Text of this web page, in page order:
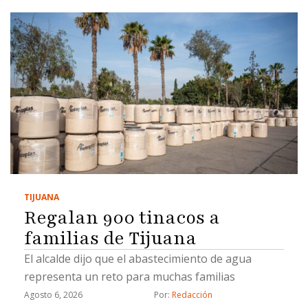
TIJUANA
Regalan 900 tinacos a
familias de Tijuana
El alcalde dijo que el abastecimiento de agua
representa un reto para muchas familias
Agosto 6, 2026 Por: Redacción